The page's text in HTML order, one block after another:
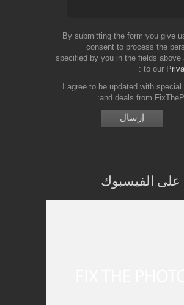
By submitting the form you give
consent to process the
specified by you in the fields above
to our
I agree to be updated with special
and deals from
على الفيسبوك